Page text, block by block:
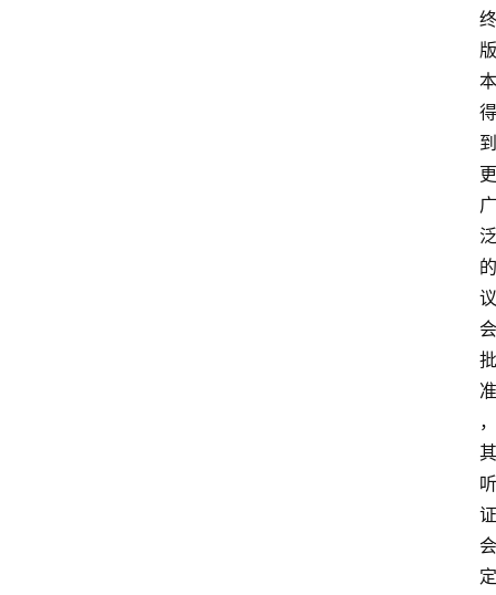
终
版
本
得
到
更
广
泛
的
议
会
批
准
，
其
听
证
会
定